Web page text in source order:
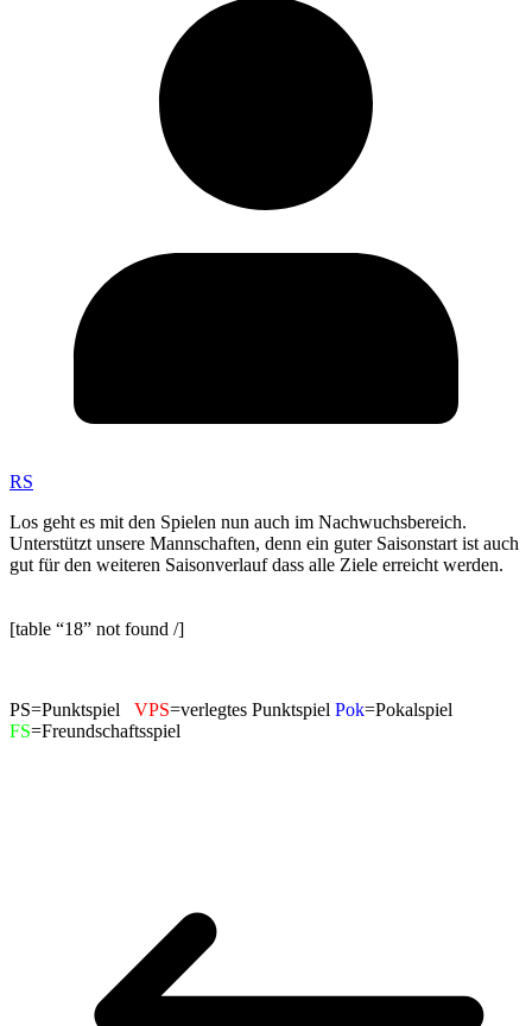
RS
Los geht es mit den Spielen nun auch im Nachwuchsbereich.
Unterstützt unsere Mannschaften, denn ein guter Saisonstart ist auch
gut für den weiteren Saisonverlauf dass alle Ziele erreicht werden.
[table “18” not found /]
PS=Punktspiel VPS=verlegtes Punktspiel Pok=Pokalspiel
FS=Freundschaftsspiel